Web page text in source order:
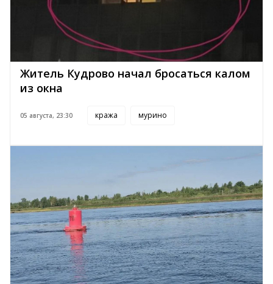
Житель Кудрово начал бросаться калом
из окна
05 августа, 23:30 кража мурино